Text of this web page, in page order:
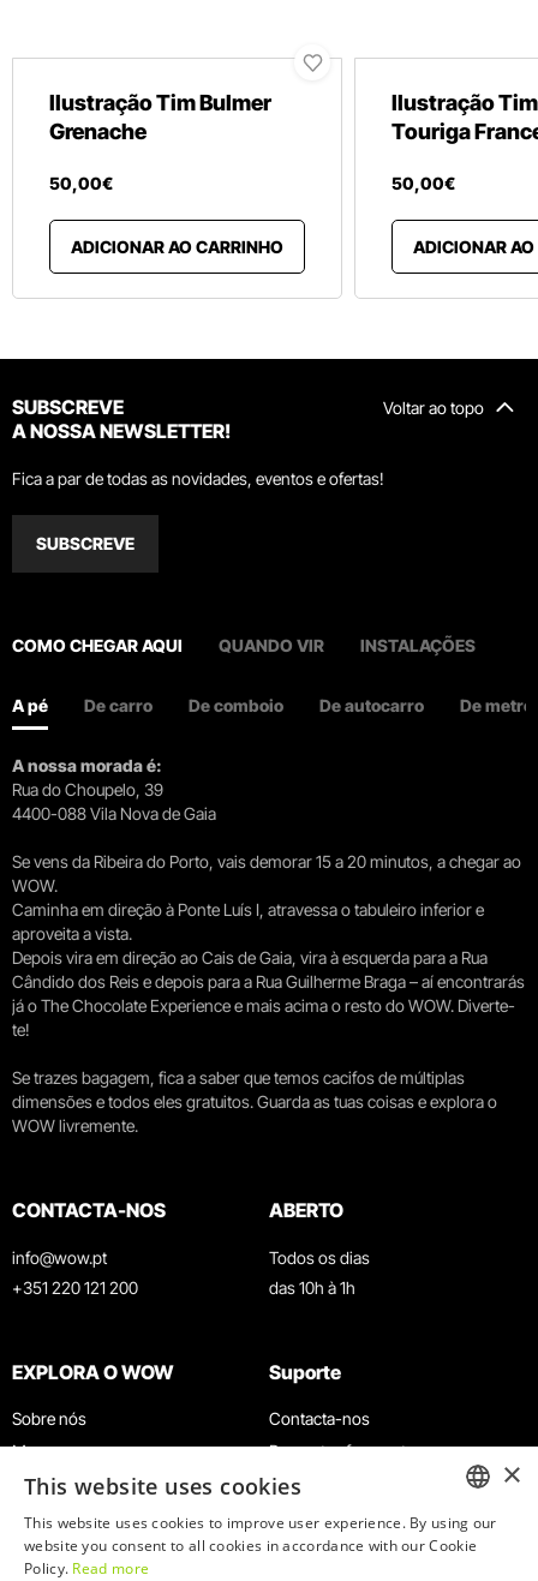
Ilustração Tim Bulmer
Grenache
50,00€
ADICIONAR AO CARRINHO
Ilustração
Touriga
50,00€
ADICIONAR
Voltar ao topo
SUBSCREVE
A NOSSA NEWSLETTER!
Fica a par de todas as novidades, eventos e ofertas!
SUBSCREVE
COMO CHEGAR AQUI QUANDO VIR INSTALAÇÕES
A pé De carro De comboio De autocarro De metro
A nossa morada é:
Rua do Choupelo, 39
4400-088 Vila Nova de Gaia
Se vens da Ribeira do Porto, vais demorar 15 a 20 minutos, a chegar ao
WOW.
Caminha em direção à Ponte Luís I, atravessa o tabuleiro inferior e
aproveita a vista.
Depois vira em direção ao Cais de Gaia, vira à esquerda para a Rua
Cândido dos Reis e depois para a Rua Guilherme Braga – aí encontrarás
já o The Chocolate Experience e mais acima o resto do WOW. Diverte-
te!
Se trazes bagagem, fica a saber que temos cacifos de múltiplas
dimensões e todos eles gratuitos. Guarda as tuas coisas e explora o
WOW livremente.
CONTACTA-NOS
info@wow.pt
+351 220 121 200
ABERTO
Todos os dias
das 10h à 1h
EXPLORA O WOW
Sobre nós
Museus
Agenda
Notícias
Restaurantes
Suporte
Contacta-nos
Perguntas frequentes
Termos e Condições
Política de privacidade e cookies
Trabalha connosco
ENGLISH
×
This website uses cookies
This website uses cookies to improve user experience. By using our
website you consent to all cookies in accordance with our Cookie
Policy. Read more